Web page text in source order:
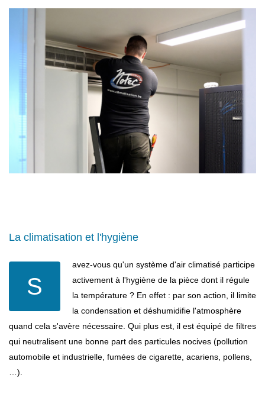
La climatisation et l'hygiène
S
avez-vous qu'un système d'air climatisé participe
activement à l'hygiène de la pièce dont il régule
la température ? En effet : par son action, il limite
la condensation et déshumidifie l'atmosphère
quand cela s'avère nécessaire. Qui plus est, il est équipé de filtres
qui neutralisent une bonne part des particules nocives (pollution
automobile et industrielle, fumées de cigarette, acariens, pollens,
…).